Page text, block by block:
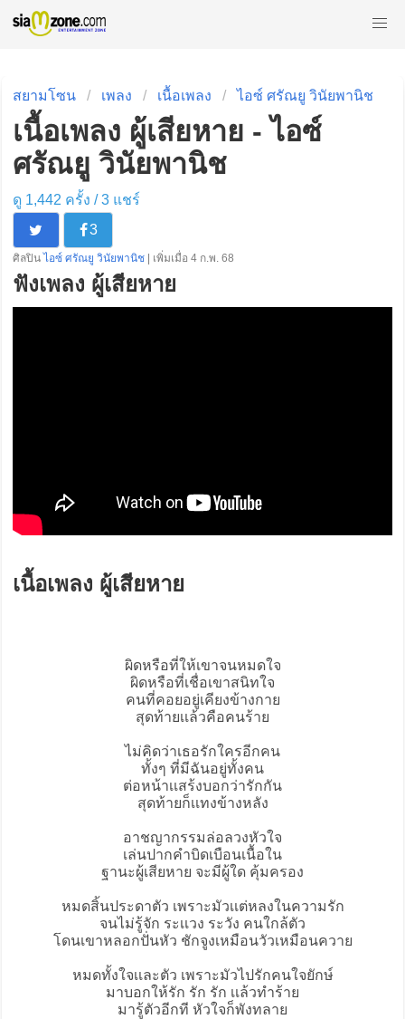
สยามโซน เพลง เนื้อเพลง ไอซ์ ศรัณยู วินัยพานิช
เนื้อเพลง ผู้เสียหาย - ไอซ์
ศรัณยู วินัยพานิช
ดู 1,442 ครั้ง /3แชร์
3
ศิลปิน ไอซ์ ศรัณยู วินัยพานิช | เพิ่มเมื่อ 4 ก.พ. 68
ฟังเพลง ผู้เสียหาย
เนื้อเพลง ผู้เสียหาย
ผิดหรือที่ให้เขาจนหมดใจ
ผิดหรือที่เชื่อเขาสนิทใจ
คนที่คอยอยู่เคียงข้างกาย
สุดท้ายเเล้วคือคนร้าย
ไม่คิดว่าเธอรักใครอีกคน
ทั้งๆ ที่มีฉันอยู่ทั้งคน
ต่อหน้าเเสร้งบอกว่ารักกัน
สุดท้ายก็เเทงข้างหลัง
อาชญากรรมล่อลวงหัวใจ
เล่นปากคำบิดเบือนเนื้อใน
ฐานะผู้เสียหาย จะมีผู้ใด คุ้มครอง
หมดสิ้นประดาตัว เพราะมัวเเต่หลงในความรัก
จนไม่รู้จัก ระเเวง ระวัง คนใกล้ตัว
โดนเขาหลอกปั่นหัว ชักจูงเหมือนวัวเหมือนควาย
หมดทั้งใจเเละตัว เพราะมัวไปรักคนใจยักษ์
มาบอกให้รัก รัก รัก เเล้วทำร้าย
มารู้ตัวอีกที หัวใจก็พังทลาย